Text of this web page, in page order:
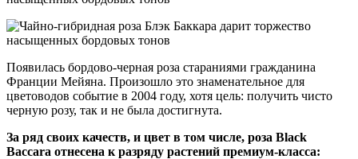
Появилась бордово-черная роза стараниями гражданина
Франции Мейяна. Произошло это знаменательное для
цветоводов событие в 2004 году, хотя цель: получить чисто
черную розу, так и не была достигнута.
За ряд своих качеств, и цвет в том числе, роза Black
Baccara отнесена к разряду растений премиум-класса: